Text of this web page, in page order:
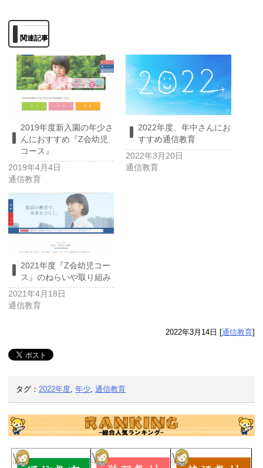
関連記事
2019年度新入園の年少さ
んにおすすめ『Z会幼児
コース』
2019年4月4日
通信教育
2022年度、年中さんにお
すすめ通信教育
2022年3月20日
通信教育
2021年度『Z会幼児コー
ス』のねらいや取り組み
2021年4月18日
通信教育
2022年3月14日 [通信教育]
タグ： 2022年度 ,年少 ,通信教育